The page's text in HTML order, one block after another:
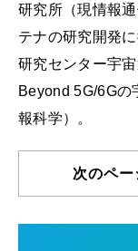
研究所（現情報
テナの研究開発
研究センター宇
Beyond 5G/6Gの
報科学）。
次のペ